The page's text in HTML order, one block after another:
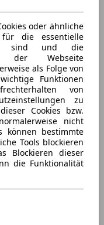
oder ähnliche
die essentielle
sind und die
der Webseite
als Folge von
Funktionen
von
zu
Cookies bzw.
nicht
können bestimmte
Tools blockieren
Blockieren dieser
die Funktionalität